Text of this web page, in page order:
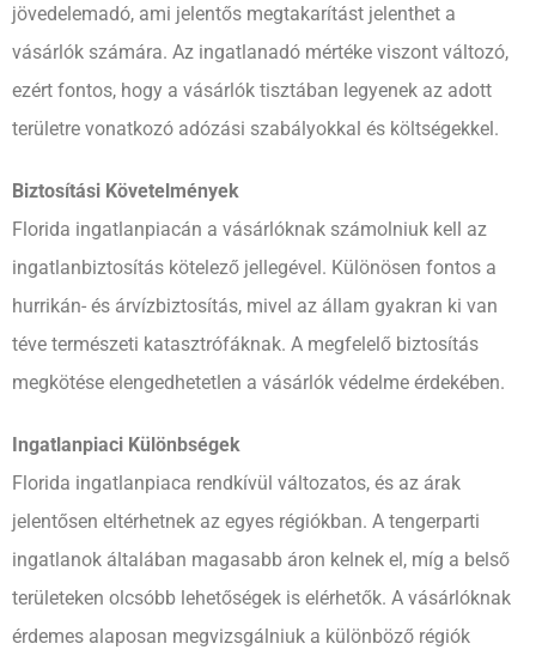
jövedelemadó, ami jelentős megtakarítást jelenthet a
vásárlók számára. Az ingatlanadó mértéke viszont változó,
ezért fontos, hogy a vásárlók tisztában legyenek az adott
területre vonatkozó adózási szabályokkal és költségekkel.
Biztosítási Követelmények
Florida ingatlanpiacán a vásárlóknak számolniuk kell az
ingatlanbiztosítás kötelező jellegével. Különösen fontos a
hurrikán- és árvízbiztosítás, mivel az állam gyakran ki van
téve természeti katasztrófáknak. A megfelelő biztosítás
megkötése elengedhetetlen a vásárlók védelme érdekében.
Ingatlanpiaci Különbségek
Florida ingatlanpiaca rendkívül változatos, és az árak
jelentősen eltérhetnek az egyes régiókban. A tengerparti
ingatlanok általában magasabb áron kelnek el, míg a belső
területeken olcsóbb lehetőségek is elérhetők. A vásárlóknak
érdemes alaposan megvizsgálniuk a különböző régiók